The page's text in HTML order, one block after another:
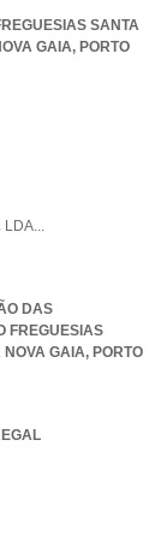
SANTA
GAIA, PORTO
LDA...
DAS
FREGUESIAS
NOVA GAIA, PORTO